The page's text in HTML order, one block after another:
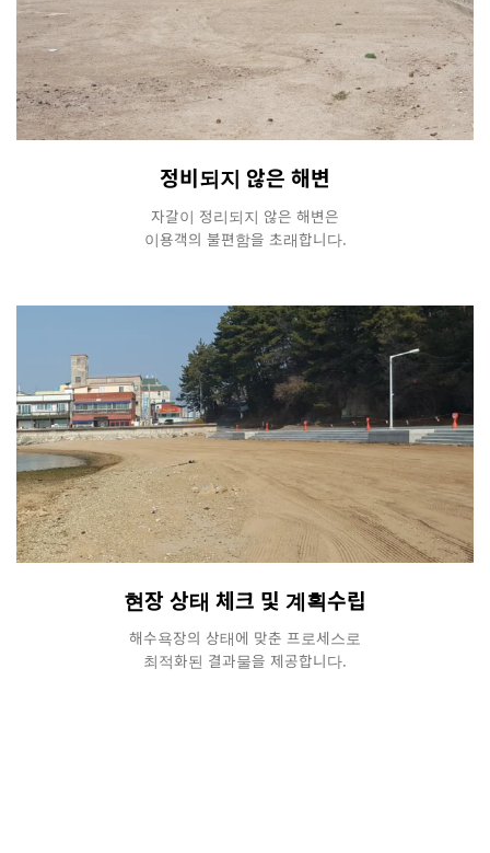
정비되지 않은 해변
자갈이 정리되지 않은 해변은
이용객의 불편함을 초래합니다.
현장 상태 체크 및 계획수립
해수욕장의 상태에 맞춘 프로세스로
최적화된 결과물을 제공합니다.